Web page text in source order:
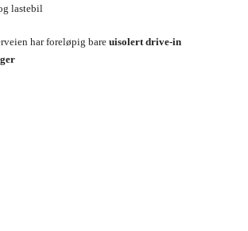
lastebil
har foreløpig bare uisolert drive-in